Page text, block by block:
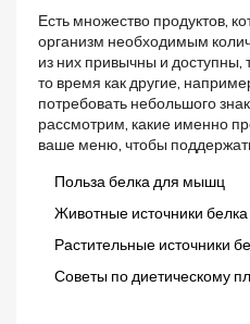
Есть множество продуктов,
организм необходимым
из них привычны и доступны,
то время как другие,
потребовать небольшого
рассмотрим, какие именно
ваше меню, чтобы
Польза белка для мышц
Животные источники белка
Растительные источники
Советы по диетическому